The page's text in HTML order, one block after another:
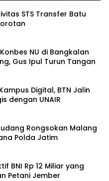
STS Transfer Batu
NU di Bangkalan
Gus Ipul Turun Tangan
Digital, BTN Jalin
dengan UNAIR
Rongsokan Malang
Polda Jatim
BNI Rp 12 Miliar yang
Petani Jember